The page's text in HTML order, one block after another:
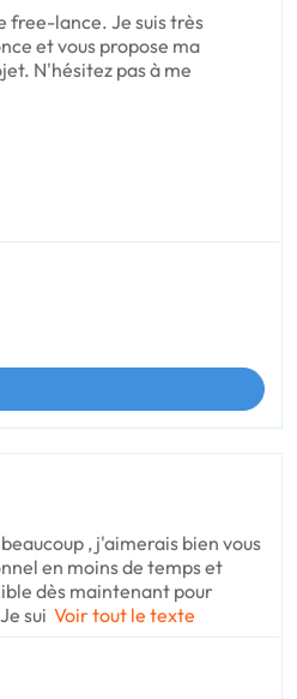
free-lance. Je suis très
et vous propose ma
N'hésitez pas à me
, j'aimerais bien vous
en moins de temps et
dès maintenant pour
sui Voir tout le texte